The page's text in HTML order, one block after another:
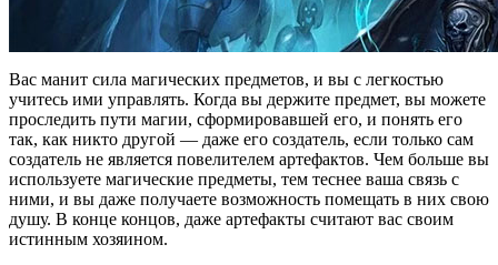
Вас манит сила магических предметов, и вы с легкостью
учитесь ими управлять. Когда вы держите предмет, вы можете
проследить пути магии, сформировавшей его, и понять его
так, как никто другой — даже его создатель, если только сам
создатель не является повелителем артефактов. Чем больше вы
используете магические предметы, тем теснее ваша связь с
ними, и вы даже получаете возможность помещать в них свою
душу. В конце концов, даже артефакты считают вас своим
истинным хозяином.